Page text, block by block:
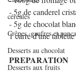
céréales
Crêpes, gaufres et
Desserts au chocolat
Desserts aux fruits
- 5g de canderel
- 5g de chocolat
1 carré d'une
PREPARATION